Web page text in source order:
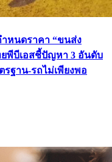
ำหนดราคา “ขนส่ง
พีบีเอสชี้ปัญหา 3 อันดับ
ฐาน-รถไม่เพียงพอ